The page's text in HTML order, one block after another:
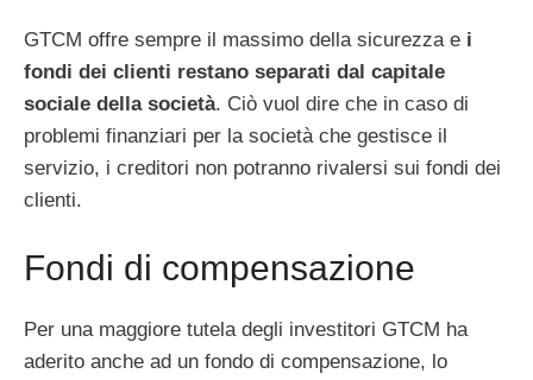
GTCM offre sempre il massimo della sicurezza e i
fondi dei clienti restano separati dal capitale
sociale della società. Ciò vuol dire che in caso di
problemi finanziari per la società che gestisce il
servizio, i creditori non potranno rivalersi sui fondi dei
clienti.
Fondi di compensazione
Per una maggiore tutela degli investitori GTCM ha
aderito anche ad un fondo di compensazione, lo